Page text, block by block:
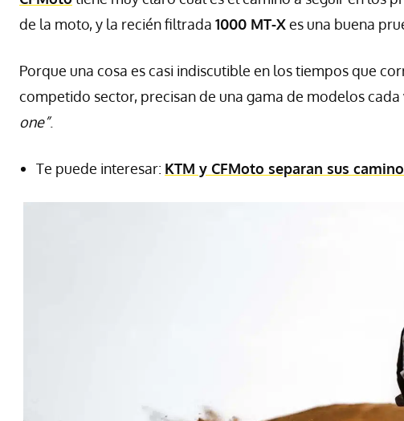
de la moto, y la recién filtrada 1000 MT-Xes una buena
Porque una cosa es casi indiscutible en los tiempos que
competido sector, precisan de una gama de modelos
one”.
Te puede interesar: KTM y CFMoto separan sus